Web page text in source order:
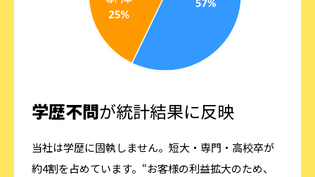
学歴不問が統計結果に反映
当社は学歴に固執しません。短大・専門・高校卒が
約4割を占めています。“お客様の利益拡大のため、